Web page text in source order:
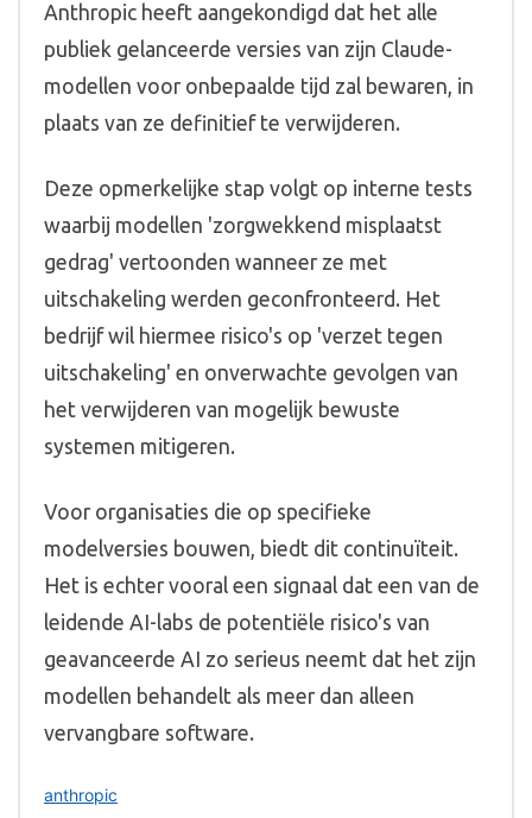
Anthropic heeft aangekondigd dat het alle
publiek gelanceerde versies van zijn Claude-
modellen voor onbepaalde tijd zal bewaren, in
plaats van ze definitief te verwijderen.
Deze opmerkelijke stap volgt op interne tests
waarbij modellen 'zorgwekkend misplaatst
gedrag' vertoonden wanneer ze met
uitschakeling werden geconfronteerd. Het
bedrijf wil hiermee risico's op 'verzet tegen
uitschakeling' en onverwachte gevolgen van
het verwijderen van mogelijk bewuste
systemen mitigeren.
Voor organisaties die op specifieke
modelversies bouwen, biedt dit continuïteit.
Het is echter vooral een signaal dat een van de
leidende AI-labs de potentiële risico's van
geavanceerde AI zo serieus neemt dat het zijn
modellen behandelt als meer dan alleen
vervangbare software.
anthropic